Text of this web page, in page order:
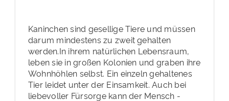
Kaninchen sind gesellige Tiere und müssen
darum mindestens zu zweit gehalten
werden.In ihrem natürlichen Lebensraum,
leben sie in großen Kolonien und graben ihre
Wohnhöhlen selbst. Ein einzeln gehaltenes
Tier leidet unter der Einsamkeit. Auch bei
liebevoller Fürsorge kann der Mensch -